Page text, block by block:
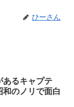
ひーさん
あるキャプテ
和のノリで面白